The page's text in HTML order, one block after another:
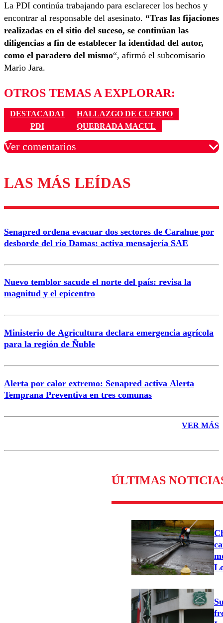
La PDI continúa trabajando para esclarecer los hechos y
encontrar al responsable del asesinato. “Tras las fijaciones
realizadas en el sitio del suceso, se continúan las
diligencias a fin de establecer la identidad del autor,
como el paradero del mismo“, afirmó el subcomisario
Mario Jara.
OTROS TEMAS A EXPLORAR:
DESTACADA1
HALLAZGO DE CUERPO
PDI
QUEBRADA MACUL
Ver comentarios
Los comentarios son moderados para garantizar un
diálogo respetuoso.
Correo
LAS MÁS LEÍDAS
Senapred ordena evacuar dos sectores de Carahue por
desborde del río Damas: activa mensajería SAE
Nuevo temblor sacude el norte del país: revisa la
magnitud y el epicentro
Ministerio de Agricultura declara emergencia agrícola
para la región de Ñuble
Alerta por calor extremo: Senapred activa Alerta
Temprana Preventiva en tres comunas
VER MÁS
ÚLTIMAS